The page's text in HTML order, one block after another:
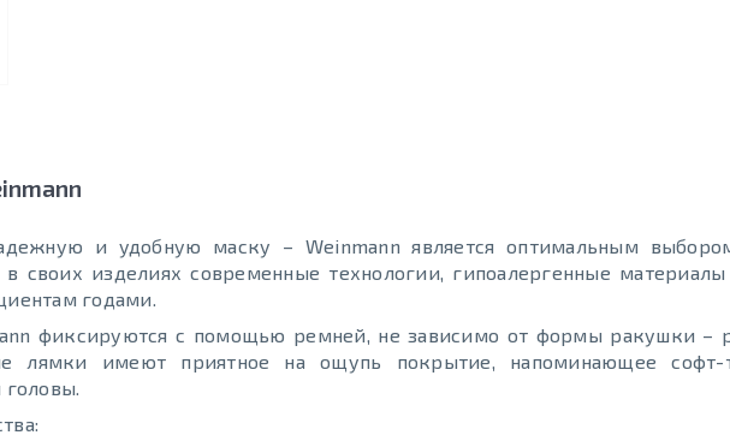
и удобную маску – Weinmann является оптимальным
в своих изделиях современные технологии, гипоалергенные
годами.
фиксируются с помощью ремней, не зависимо от формы ракушки –
лямки имеют приятное на ощупь покрытие, напоминающее